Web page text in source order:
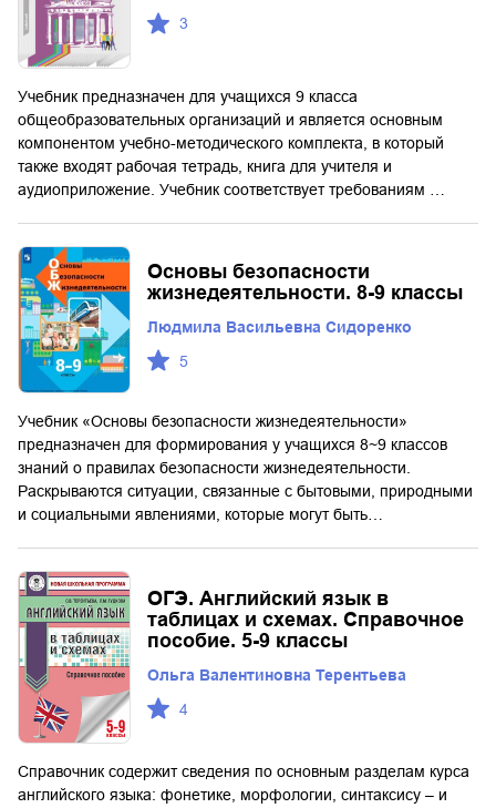
3
Учебник предназначен для учащихся 9 класса
общеобразовательных организаций и является основным
компонентом учебно-методического комплекта, в который
также входят рабочая тетрадь, книга для учителя и
аудиоприложение. Учебник соответствует требованиям …
Основы безопасности
жизнедеятельности. 8-9 классы
Людмила Васильевна Сидоренко
5
Учебник «Основы безопасности жизнедеятельности»
предназначен для формирования у учащихся 8~9 классов
знаний о правилах безопасности жизнедеятельности.
Раскрываются ситуации, связанные с бытовыми, природными
и социальными явлениями, которые могут быть…
ОГЭ. Английский язык в
таблицах и схемах. Справочное
пособие. 5-9 классы
Ольга Валентиновна Терентьева
4
Справочник содержит сведения по основным разделам курса
английского языка: фонетике, морфологии, синтаксису – и